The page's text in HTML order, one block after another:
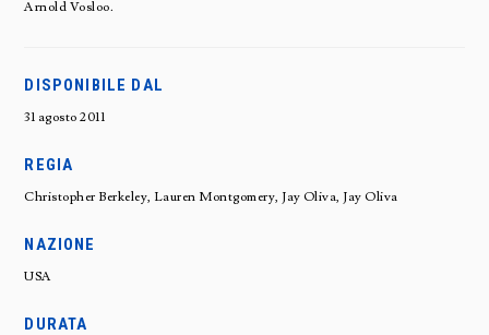
Arnold Vosloo.
DISPONIBILE DAL
31 agosto 2011
REGIA
Christopher Berkeley, Lauren Montgomery, Jay Oliva, Jay Oliva
NAZIONE
USA
DURATA